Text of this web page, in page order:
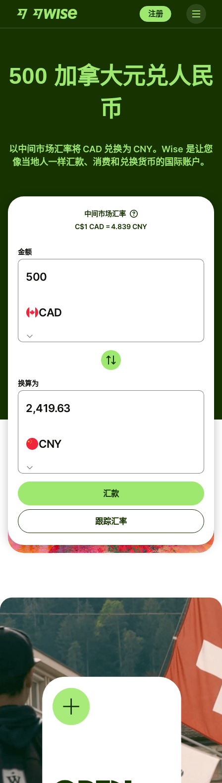
注册
500 加拿大元兑人民
币
以中间市场汇率将 CAD 兑换为 CNY。Wise 是让您
像当地人一样汇款、消费和兑换货币的国际账户。
中间市场汇率
C$1 CAD = 4.839 CNY
金额
CAD
换算为
CNY
汇款
跟踪汇率